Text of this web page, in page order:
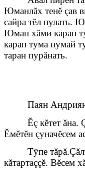
Юманлăх тенĕ çав
сайра тĕл пулать.
Юман хăми карап
карап тума нумай
таран пурăнать.
Паян
Ĕç кĕтет ăна.
Ĕмĕтĕн çуначĕсем
Тÿпе
кăтартаççĕ. Вĕсем